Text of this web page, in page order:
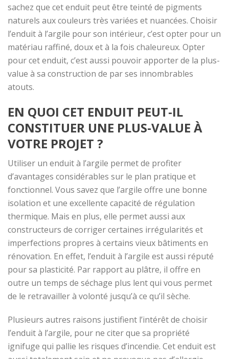
sachez que cet enduit peut être teinté de pigments
naturels aux couleurs très variées et nuancées. Choisir
l’enduit à l’argile pour son intérieur, c’est opter pour un
matériau raffiné, doux et à la fois chaleureux. Opter
pour cet enduit, c’est aussi pouvoir apporter de la plus-
value à sa construction de par ses innombrables
atouts.
EN QUOI CET ENDUIT PEUT-IL
CONSTITUER UNE PLUS-VALUE À
VOTRE PROJET ?
Utiliser un enduit à l’argile permet de profiter
d’avantages considérables sur le plan pratique et
fonctionnel. Vous savez que l’argile offre une bonne
isolation et une excellente capacité de régulation
thermique. Mais en plus, elle permet aussi aux
constructeurs de corriger certaines irrégularités et
imperfections propres à certains vieux bâtiments en
rénovation. En effet, l’enduit à l’argile est aussi réputé
pour sa plasticité. Par rapport au plâtre, il offre en
outre un temps de séchage plus lent qui vous permet
de le retravailler à volonté jusqu’à ce qu’il sèche.
Plusieurs autres raisons justifient l’intérêt de choisir
l’enduit à l’argile, pour ne citer que sa propriété
ignifuge qui pallie les risques d’incendie. Cet enduit est